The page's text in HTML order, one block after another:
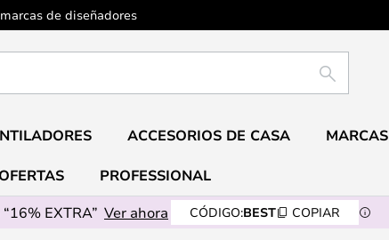
de diseñadores
BUSCAR
ACCESORIOS DE CASA MARCAS
OFERTAS
PROFESSIONAL
EXTRA” Ver ahora CÓDIGO:BEST COPIAR